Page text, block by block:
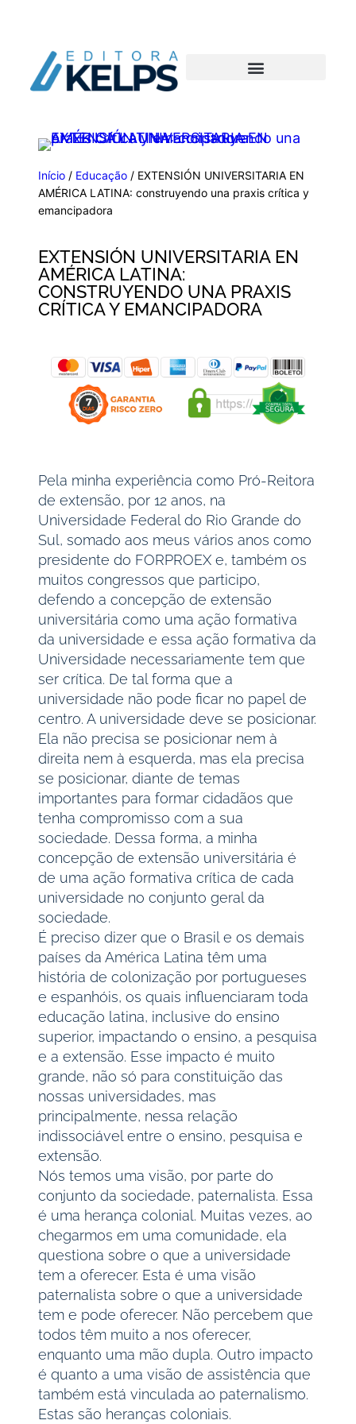
Início / Educação / EXTENSIÓN UNIVERSITARIA EN
AMÉRICA LATINA: construyendo una praxis crítica y
emancipadora
EXTENSIÓN UNIVERSITARIA EN
AMÉRICA LATINA:
CONSTRUYENDO UNA PRAXIS
CRÍTICA Y EMANCIPADORA
Pela minha experiência como Pró-Reitora
de extensão, por 12 anos, na
Universidade Federal do Rio Grande do
Sul, somado aos meus vários anos como
presidente do FORPROEX e, também os
muitos congressos que participo,
defendo a concepção de extensão
universitária como uma ação formativa
da universidade e essa ação formativa da
Universidade necessariamente tem que
ser crítica. De tal forma que a
universidade não pode ficar no papel de
centro. A universidade deve se posicionar.
Ela não precisa se posicionar nem à
direita nem à esquerda, mas ela precisa
se posicionar, diante de temas
importantes para formar cidadãos que
tenha compromisso com a sua
sociedade. Dessa forma, a minha
concepção de extensão universitária é
de uma ação formativa crítica de cada
universidade no conjunto geral da
sociedade.
É preciso dizer que o Brasil e os demais
países da América Latina têm uma
história de colonização por portugueses
e espanhóis, os quais influenciaram toda
educação latina, inclusive do ensino
superior, impactando o ensino, a pesquisa
e a extensão. Esse impacto é muito
grande, não só para constituição das
nossas universidades, mas
principalmente, nessa relação
indissociável entre o ensino, pesquisa e
extensão.
Nós temos uma visão, por parte do
conjunto da sociedade, paternalista. Essa
é uma herança colonial. Muitas vezes, ao
chegarmos em uma comunidade, ela
questiona sobre o que a universidade
tem a oferecer. Esta é uma visão
paternalista sobre o que a universidade
tem e pode oferecer. Não percebem que
todos têm muito a nos oferecer,
enquanto uma mão dupla. Outro impacto
é quanto a uma visão de assistência que
também está vinculada ao paternalismo.
Estas são heranças coloniais.